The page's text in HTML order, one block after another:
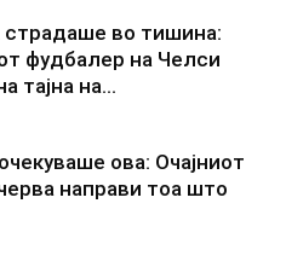
во тишина:
фудбалер на Челси
тајна на...
ова: Очајниот
направи тоа што